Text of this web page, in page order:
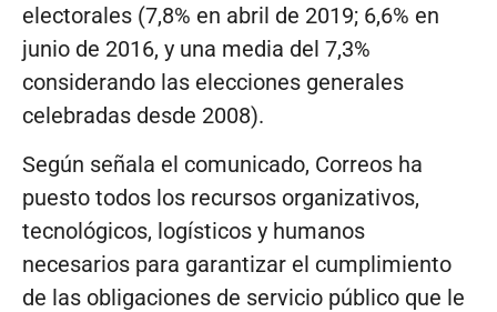
electorales (7,8% en abril de 2019; 6,6% en
junio de 2016, y una media del 7,3%
considerando las elecciones generales
celebradas desde 2008).
Según señala el comunicado, Correos ha
puesto todos los recursos organizativos,
tecnológicos, logísticos y humanos
necesarios para garantizar el cumplimiento
de las obligaciones de servicio público que le